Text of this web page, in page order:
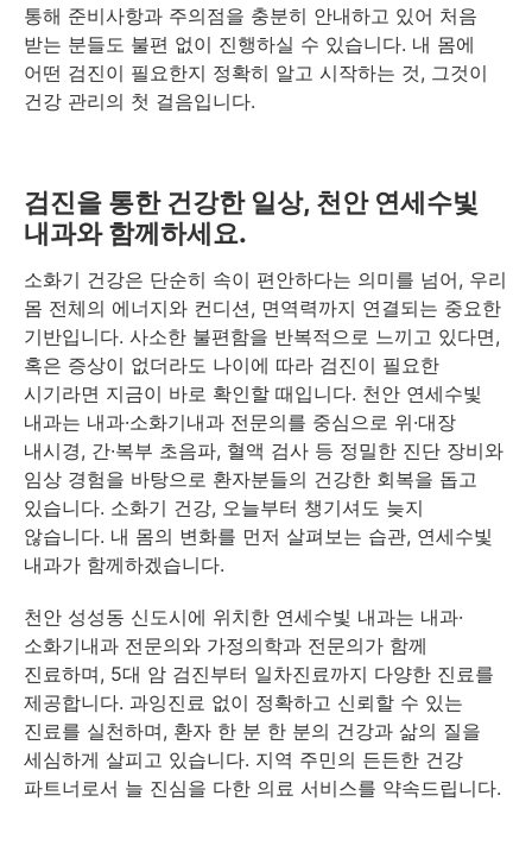
통해 준비사항과 주의점을 충분히 안내하고 있어 처음
받는 분들도 불편 없이 진행하실 수 있습니다. 내 몸에
어떤 검진이 필요한지 정확히 알고 시작하는 것, 그것이
건강 관리의 첫 걸음입니다.
검진을 통한 건강한 일상, 천안 연세수빛
내과와 함께하세요.
소화기 건강은 단순히 속이 편안하다는 의미를 넘어, 우리
몸 전체의 에너지와 컨디션, 면역력까지 연결되는 중요한
기반입니다. 사소한 불편함을 반복적으로 느끼고 있다면,
혹은 증상이 없더라도 나이에 따라 검진이 필요한
시기라면 지금이 바로 확인할 때입니다. 천안 연세수빛
내과는 내과·소화기내과 전문의를 중심으로 위·대장
내시경, 간·복부 초음파, 혈액 검사 등 정밀한 진단 장비와
임상 경험을 바탕으로 환자분들의 건강한 회복을 돕고
있습니다. 소화기 건강, 오늘부터 챙기셔도 늦지
않습니다. 내 몸의 변화를 먼저 살펴보는 습관, 연세수빛
내과가 함께하겠습니다.
천안 성성동 신도시에 위치한 연세수빛 내과는 내과·
소화기내과 전문의와 가정의학과 전문의가 함께
진료하며, 5대 암 검진부터 일차진료까지 다양한 진료를
제공합니다. 과잉진료 없이 정확하고 신뢰할 수 있는
진료를 실천하며, 환자 한 분 한 분의 건강과 삶의 질을
세심하게 살피고 있습니다. 지역 주민의 든든한 건강
파트너로서 늘 진심을 다한 의료 서비스를 약속드립니다.